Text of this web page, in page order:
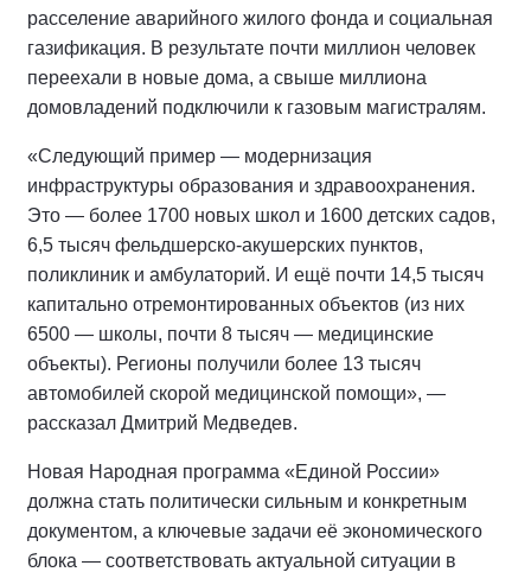
расселение аварийного жилого фонда и социальная
газификация. В результате почти миллион человек
переехали в новые дома, а свыше миллиона
домовладений подключили к газовым магистралям.
«Следующий пример — модернизация
инфраструктуры образования и здравоохранения.
Это — более 1700 новых школ и 1600 детских садов,
6,5 тысяч фельдшерско-акушерских пунктов,
поликлиник и амбулаторий. И ещё почти 14,5 тысяч
капитально отремонтированных объектов (из них
6500 — школы, почти 8 тысяч — медицинские
объекты). Регионы получили более 13 тысяч
автомобилей скорой медицинской помощи», —
рассказал Дмитрий Медведев.
Новая Народная программа «Единой России»
должна стать политически сильным и конкретным
документом, а ключевые задачи её экономического
блока — соответствовать актуальной ситуации в